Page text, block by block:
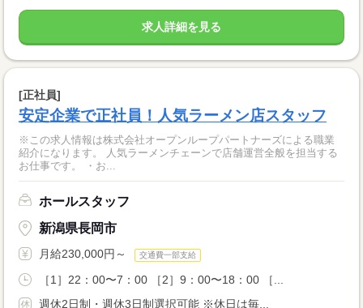
求人詳細を見る
[正社員]
安定企業で正社員！人気ラーメン店スタッフ
※この求人情報は株式会社オープンループパートナーズによる職業
紹介になります。 人気ラーメンチェーンで店舗運営全般を担当する
お仕事です。 ・お...
ホールスタッフ
新潟県長岡市
月給230,000円～ 交通費一部支給
［1］22：00〜7：00 ［2］9：00〜18：00 ［...
週休2日制・週休3日制選択可能 ※休日は毎...